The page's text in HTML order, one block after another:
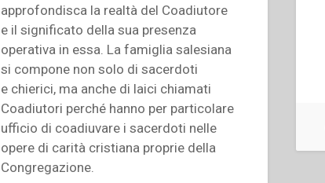
approfondisca la realtà del Coadiutore
e il significato della sua presenza
operativa in essa. La famiglia salesiana
si compone non solo di sacerdoti
e chierici, ma anche di laici chiamati
Coadiutori perché hanno per particolare
ufficio di coadiuvare i sacerdoti nelle
opere di carità cristiana proprie della
Congregazione.